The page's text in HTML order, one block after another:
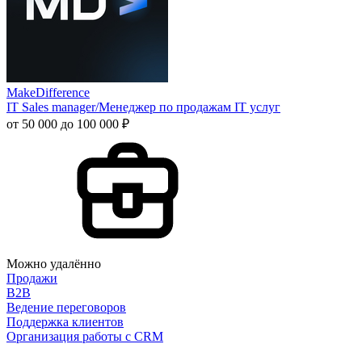
MakeDifference
IT Sales manager/Менеджер по продажам IT услуг
от 50 000 до 100 000 ₽
Можно удалённо
Продажи
B2B
Ведение переговоров
Поддержка клиентов
Организация работы с CRM